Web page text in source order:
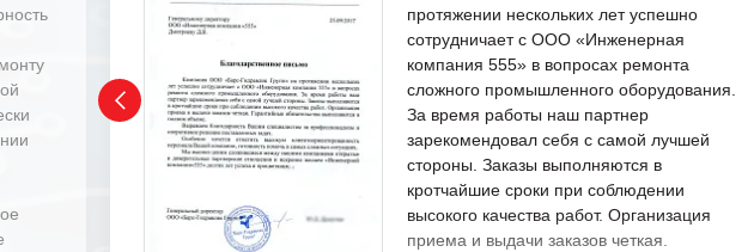
протяжении нескольких лет успешно
сотрудничает с ООО «Инженерная
компания 555» в вопросах ремонта
сложного промышленного оборудования.
За время работы наш партнер
зарекомендовал себя с самой лучшей
стороны. Заказы выполняются в
кротчайшие сроки при соблюдении
высокого качества работ. Организация
приема и выдачи заказов четкая.